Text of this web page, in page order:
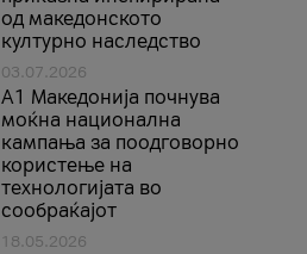
од македонското
културно наследство
03.07.2026
A1 Македонија почнува
моќна национална
кампања за поодговорно
користење на
технологијата во
сообраќајот
18.05.2026